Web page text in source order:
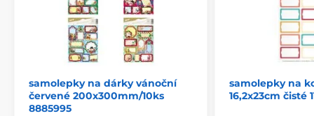
samolepky na dárky vánoční
červené 200x300mm/10ks
8885995
samolepky na
16,2x23cm čisté